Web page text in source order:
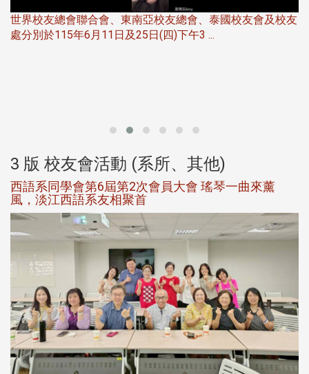
世界校友總會聯合會、東南亞校友總會、泰國校友會及校友
處分別於115年6月11日及25日(四)下午3 ...
3 版 校友會活動 (系所、其他)
西語系同學會第6屆第2次會員大會 瑤琴一曲來薰
風，淡江西語系友相聚首